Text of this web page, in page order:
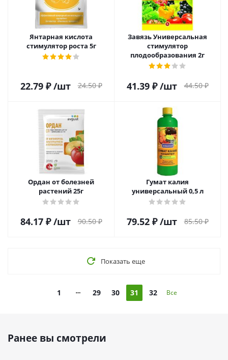
Янтарная кислота
стимулятор роста 5г
22.79₽ /шт 24.50₽
Завязь Универсальная
стимулятор
плодообразования 2г
41.39₽ /шт 44.50₽
Ордан от болезней
растений 25г
84.17₽ /шт 90.50₽
Гумат калия
универсальный 0,5 л
79.52₽ /шт 85.50₽
Показать еще
1 29 30 31 32 Все
Ранее вы смотрели